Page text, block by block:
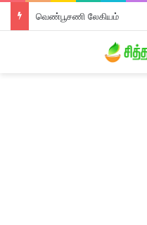
வெண்பூசணி லேகியம்